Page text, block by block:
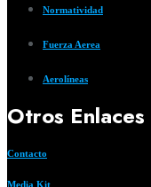
Normatividad
Fuerza Aerea
Aerolíneas
Otros Enlaces
Contacto
Media Kit